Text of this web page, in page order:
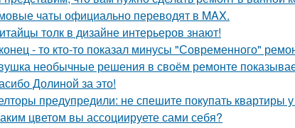
чаты официально переводят в MAX.
толк в дизайне интерьеров знают!
- то кто-то показал минусы "Современного"
необычные решения в своём ремонте
Долиной за это!
предупредили: не спешите покупать квартиры
цветом вы ассоциируете сами себя?